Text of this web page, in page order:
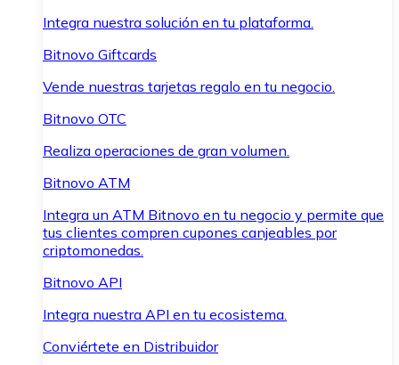
Integra nuestra solución en tu plataforma.
Bitnovo Giftcards
Vende nuestras tarjetas regalo en tu negocio.
Bitnovo OTC
Realiza operaciones de gran volumen.
Bitnovo ATM
Integra un ATM Bitnovo en tu negocio y permite que
tus clientes compren cupones canjeables por
criptomonedas.
Bitnovo API
Integra nuestra API en tu ecosistema.
Conviértete en Distribuidor